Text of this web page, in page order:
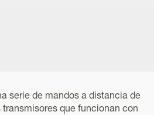
serie de mandos a distancia de
que funcionan con